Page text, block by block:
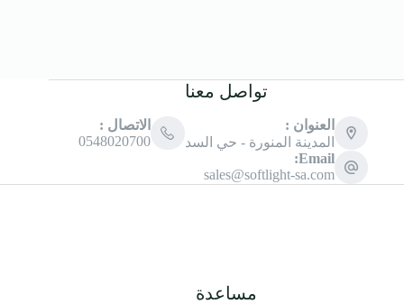
تواصل معنا
العنوان :
المدينة المنورة - حي السد
الاتصال :
0548020700
Email:
sales@softlight-sa.com
مساعدة